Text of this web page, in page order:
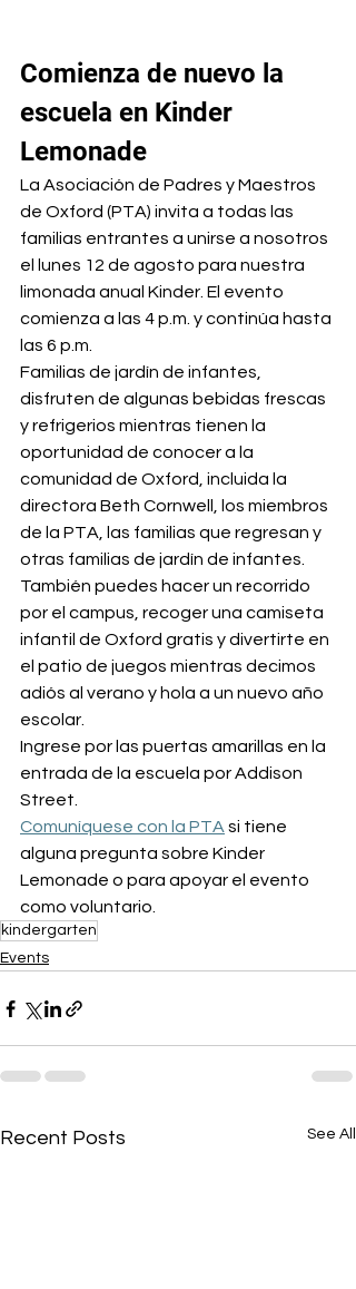
Comienza de nuevo la
escuela en Kinder
Lemonade
La Asociación de Padres y Maestros
de Oxford (PTA) invita a todas las
familias entrantes a unirse a nosotros
el lunes 12 de agosto para nuestra
limonada anual Kinder. El evento
comienza a las 4 p.m. y continúa hasta
las 6 p.m.
Familias de jardín de infantes,
disfruten de algunas bebidas frescas
y refrigerios mientras tienen la
oportunidad de conocer a la
comunidad de Oxford, incluida la
directora Beth Cornwell, los miembros
de la PTA, las familias que regresan y
otras familias de jardín de infantes.
También puedes hacer un recorrido
por el campus, recoger una camiseta
infantil de Oxford gratis y divertirte en
el patio de juegos mientras decimos
adiós al verano y hola a un nuevo año
escolar.
Ingrese por las puertas amarillas en la
entrada de la escuela por Addison
Street.
Comuníquese con la PTA si tiene
alguna pregunta sobre Kinder
Lemonade o para apoyar el evento
como voluntario.
kindergarten
Events
Recent Posts See All